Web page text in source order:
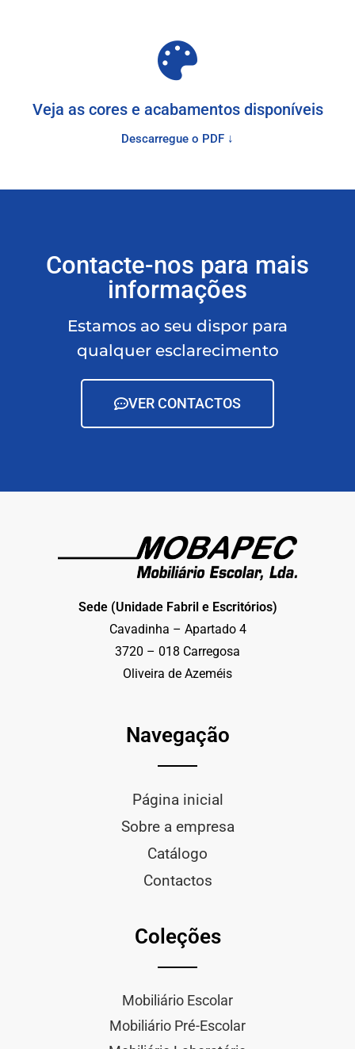
Veja as cores e acabamentos disponíveis
Descarregue o PDF ↓
Contacte-nos para mais
informações
Estamos ao seu dispor para
qualquer esclarecimento
VER CONTACTOS
Sede (Unidade Fabril e Escritórios)
Cavadinha – Apartado 4
3720 – 018 Carregosa
Oliveira de Azeméis
Navegação
Página inicial
Sobre a empresa
Catálogo
Contactos
Coleções
Mobiliário Escolar
Mobiliário Pré-Escolar